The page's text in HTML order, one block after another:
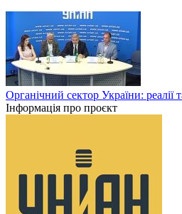
Органічний сектор України: реалії
Інформація про проєкт